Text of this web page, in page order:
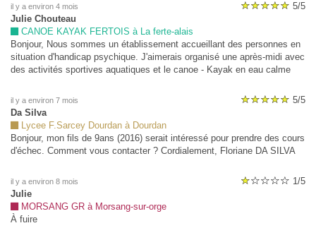
il y a environ 4 mois
5/5
Julie Chouteau
CANOE KAYAK FERTOIS à La ferte-alais
Bonjour, Nous sommes un établissement accueillant des personnes en
situation d'handicap psychique. J'aimerais organisé une après-midi avec
des activités sportives aquatiques et le canoe - Kayak en eau calme
situé à Ballancourt sur Essonne donc nous ne sommes pas loin.
Pouvez-vous m'informer des modalités de réservation: - combien de
temps à l'avance faut-il s'inscrire? - combien de personnes dans le
canoé? - combien de temps dure l'activité? - quel est le trajet? - est ce
adapté à notre public? (personnes valides, autonomes et aussi en
fauteuil roulant mais peuvent faire des transferts) - quel est votre tarif? -
sur place ? Si vous voyez d'autres informations, n'hésitez pas. Aussi,
pouvez-vous me communiquer votre numéro de téléphone pour
échanger sur d'autres points éventuels. Je vous remercie. Julie
Chouteau Animatrice du Jaspe rouge -SEGAH 1 rue du docteur Tissier
il y a environ 7 mois
5/5
Da Silva
Lycee F.Sarcey Dourdan à Dourdan
Bonjour, mon fils de 9ans (2016) serait intéressé pour prendre des cours
d'échec. Comment vous contacter ? Cordialement, Floriane DA SILVA
il y a environ 8 mois
1/5
Julie
MORSANG GR à Morsang-sur-orge
À fuire